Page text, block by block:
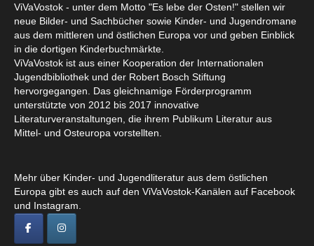
ViVaVostok - unter dem Motto "Es lebe der Osten!" stellen wir
neue Bilder- und Sachbücher sowie Kinder- und Jugendromane
aus dem mittleren und östlichen Europa vor und geben Einblick
in die dortigen Kinderbuchmärkte.
ViVaVostok ist aus einer Kooperation der Internationalen
Jugendbibliothek und der Robert Bosch Stiftung
hervorgegangen. Das gleichnamige Förderprogramm
unterstützte von 2012 bis 2017 innovative
Literaturveranstaltungen, die ihrem Publikum Literatur aus
Mittel- und Osteuropa vorstellten.
Mehr über Kinder- und Jugendliteratur aus dem östlichen
Europa gibt es auch auf den ViVaVostok-Kanälen auf Facebook
und Instagram.